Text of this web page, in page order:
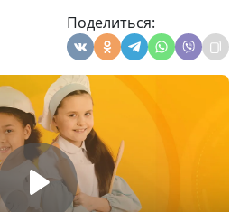
Поделиться:
Щукина, педагог–
психолог, Екатерина
Сажина, Анна Варенова,
Анжелика Чуринова,
Арина Воронина
Анна Ронжина, Ольга
Лебедева, клинический
психолог, Алена